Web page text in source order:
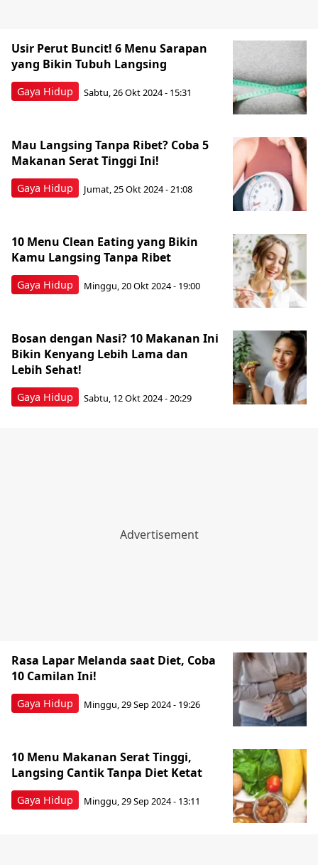
Gaya Hidup
Usir Perut Buncit! 6 Menu Sarapan
yang Bikin Tubuh Langsing
Sabtu, 26 Okt 2024 - 15:31
Gaya Hidup
Mau Langsing Tanpa Ribet? Coba 5
Makanan Serat Tinggi Ini!
Jumat, 25 Okt 2024 - 21:08
Gaya Hidup
10 Menu Clean Eating yang Bikin
Kamu Langsing Tanpa Ribet
Minggu, 20 Okt 2024 - 19:00
Gaya Hidup
Bosan dengan Nasi? 10 Makanan Ini
Bikin Kenyang Lebih Lama dan
Lebih Sehat!
Sabtu, 12 Okt 2024 - 20:29
Gaya Hidup
Rasa Lapar Melanda saat Diet, Coba
10 Camilan Ini!
Minggu, 29 Sep 2024 - 19:26
Gaya Hidup
10 Menu Makanan Serat Tinggi,
Langsing Cantik Tanpa Diet Ketat
Minggu, 29 Sep 2024 - 13:11